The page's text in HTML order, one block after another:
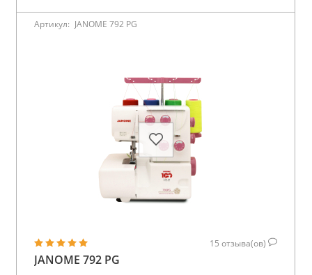
Артикул: JANOME 792 PG
15 отзыва(ов)
JANOME 792 PG